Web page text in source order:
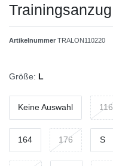
Artikelnummer TRALON110220
Größe: L
Keine Auswahl 116
164 176 S